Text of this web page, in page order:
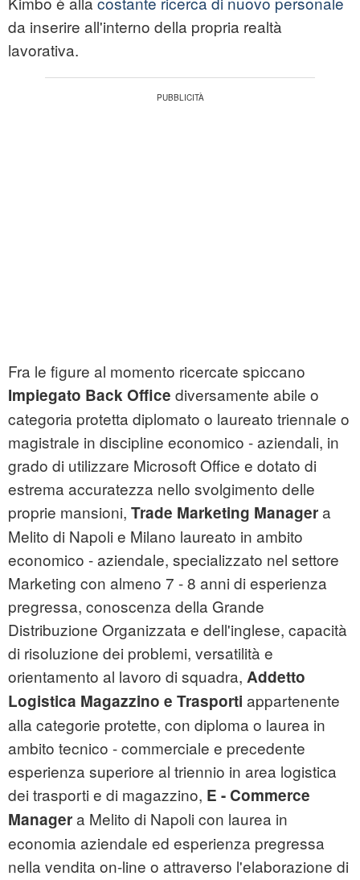
da inserire all'interno della propria realtà
lavorativa.
Fra le figure al momento ricercate spiccano
Impiegato Back Office diversamente abile o
categoria protetta diplomato o laureato triennale o
magistrale in discipline economico - aziendali, in
grado di utilizzare Microsoft Office e dotato di
estrema accuratezza nello svolgimento delle
proprie mansioni, Trade Marketing Managera
Melito di Napoli e Milano laureato in ambito
economico - aziendale, specializzato nel settore
Marketing con almeno 7 - 8 anni di esperienza
pregressa, conoscenza della Grande
Distribuzione Organizzata e dell'inglese, capacità
di risoluzione dei problemi, versatilità e
orientamento al lavoro di squadra, Addetto
Logistica Magazzino e Trasporti appartenente
alla categorie protette, con diploma o laurea in
ambito tecnico - commerciale e precedente
esperienza superiore al triennio in area logistica
dei trasporti e di magazzino, E - Commerce
Managera Melito di Napoli con laurea in
economia aziendale ed esperienza pregressa
nella vendita on-line o attraverso l'elaborazione di